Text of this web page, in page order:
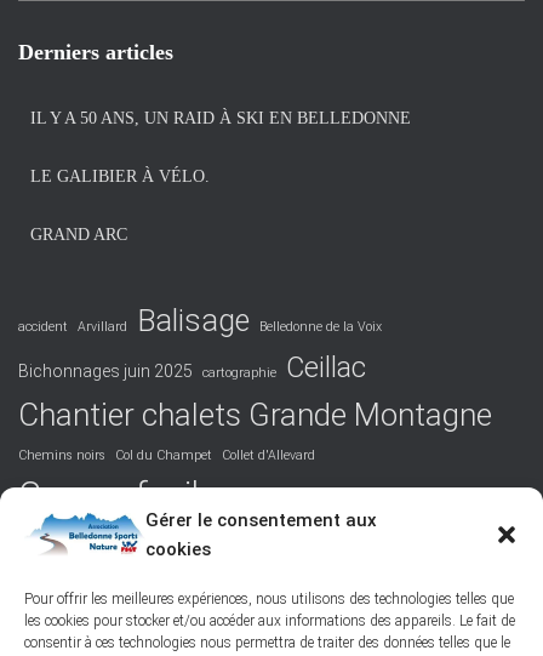
Gérer le consentement aux
cookies
Pour offrir les meilleures expériences, nous utilisons des technologies telles que
les cookies pour stocker et/ou accéder aux informations des appareils. Le fait de
consentir à ces technologies nous permettra de traiter des données telles que le
h
Derniers articles
IL Y A 50 ANS, UN RAID À SKI EN BELLEDONNE
LE GALIBIER À VÉLO.
GRAND ARC
accident Arvillard Balisage Belledonne de la Voix
Bichonnages juin 2025 cartographie Ceillac
Chantier chalets Grande Montagne
Chemins noirs Col du Champet Collet d'Allevard
Course facile
Grandiose Hurtières Isère
Maurienne Nord-Belledonne orientation Picos de Europa Podcast
Poésie randonnée responsabilité
Réchauffement climatique